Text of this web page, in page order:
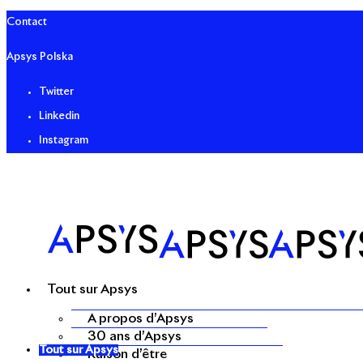
Contact
Apsys Polska
Twitter
Linkedin
Instagram
Tout sur Apsys
A propos d’Apsys
30 ans d’Apsys
Raison d’être
Tout sur Apsys